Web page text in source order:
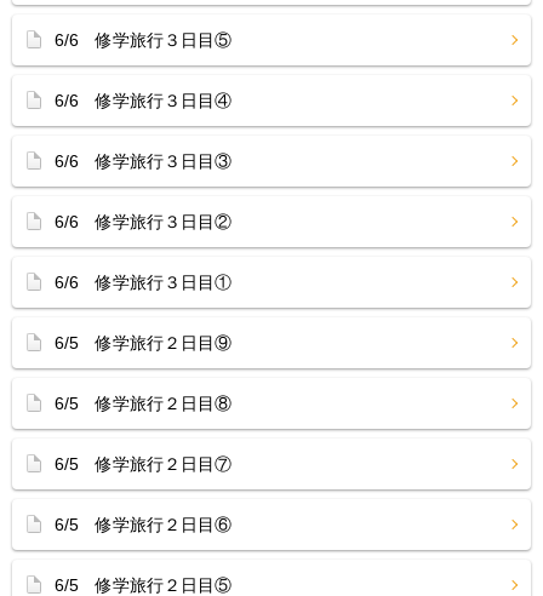
6/6 修学旅行３日目⑤
6/6 修学旅行３日目④
6/6 修学旅行３日目③
6/6 修学旅行３日目②
6/6 修学旅行３日目①
6/5 修学旅行２日目⑨
6/5 修学旅行２日目⑧
6/5 修学旅行２日目⑦
6/5 修学旅行２日目⑥
6/5 修学旅行２日目⑤